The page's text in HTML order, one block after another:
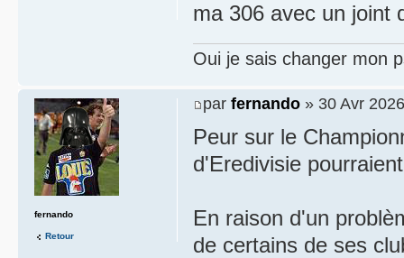
ma 306 avec un joint
Oui je sais changer mon
par fernando » 30 Avr
Peur sur le
d'Eredivisie
En raison d'un
de certains de ses
fernando
Retour